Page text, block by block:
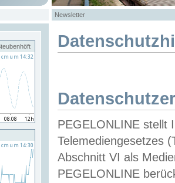
Newsletter
PEGELONLINE stellt
Telemediengesetzes
Abschnitt VI als
PEGELONLINE